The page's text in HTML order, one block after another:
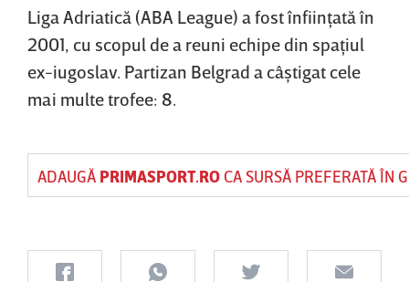
Liga Adriatică (ABA League) a fost înfiinţată în
2001, cu scopul de a reuni echipe din spaţiul
ex-iugoslav. Partizan Belgrad a câştigat cele
mai multe trofee: 8.
ADAUGĂ PRIMASPORT.ROCA SURSĂ PREFERATĂ ÎN